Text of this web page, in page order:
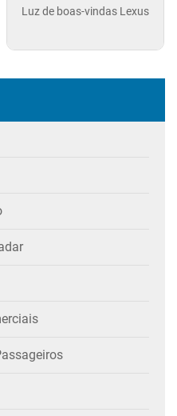
Luz de boas-vindas Lexus